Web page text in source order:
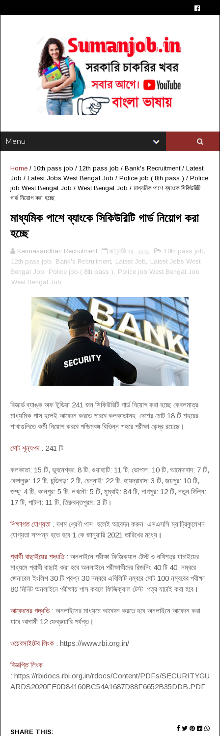
Home / 10th pass job / 12th pass job / Bank's Recruitment/ Latest
Job / Latest Jobs West Bengal Job / Police job ( 8th pass ) / Police
job West Bengal Job / West Bengal Job / মাধ্যমিক পাশে ব্যাংকে সিকিউরিটি
গার্ড নিয়োগ করা হচ্ছে
মাধ্যমিক পাশে ব্যাংকে সিকিউরিটি গার্ড নিয়োগ করা
হচ্ছে
Karmasandhan Recruitment জানুয়ারী ২৫, ২০২১ 10th pass job
12th pass job
Bank's Recruitment Latest Job
Latest Jobs West
Bengal Job
Police job ( 8th pass ) Police job West Bengal Job
West Bengal Job
রিজার্ভ ব্যাঙ্ক অফ ইন্ডিয়া 241 জন সিকিউরিটি গার্ড নিয়োগ করা হচ্ছে কেবলমাত্র
মাধ্যমিক পাস হলেই আবেদন করতে পারবে কলকাতাসহ দেশের মোট 18 টি শহরের
শাখাগুলিতে কর্মী নিয়োগ করবে পশ্চিমবঙ্গ বিভিন্ন শহরে পরীক্ষা কেন্দ্র রয়েছে ।
মোট শূন্যপদ: 241 টি
কলকাতা: 15 টি, ভুবনেশ্বর: 8 টি, গুয়াহাটি: 11 টি, ভোপাল: 10 টি, আমেদাবাদ: 7 টি,
বেঙ্গালুরু: 12 টি, চন্ডিগড়: 2 টি, চেন্নাই: 22 টি, হায়দ্রাবাদ: 3 টি, জয়পুর: 10 টি,
জম্মু: 4 টি, কানপুর: 5 টি, লখনৌ: 5 টি, মুম্বাই: 84 টি, নাগপুর: 12 টি, নতুন দিল্লি:
17 টি, পাটনা: 11 টি, তিরুবন্তপুরম: 3 টি।
শিক্ষাগত যোগ্যতা : দশম শ্রেণী পাস হলেই আবেদন করুন এসএসসি ম্যাট্রিকুলেশন
যোগ্যতা সম্পন্ন হতে হবে 1 কে জানুয়ারি 2021 তারিখের মধ্যে ।
প্রার্থী বাছাইয়ের পদ্ধতি: অনলাইনে পরীক্ষা ফিজিক্যাল টেস্ট ও নথিপত্র যাচাইয়ের
মাধ্যমে প্রার্থী বাছাই করা হবে অনলাইনে পরীক্ষার্থীদের রিজনিং 40 টি 40 নম্বরে
জেনারেল ইংলিশ 30 টি প্রশ্ন 30 নম্বরে এবিলিটি নম্বরে মোট 100 নম্বরের পরীক্ষা
80 মিনিট অনলাইনে পরীক্ষায় পাস করলে ফিজিক্যাল টেস্ট পত্র যাচাই করা হবে ।
আবেদনের পদ্ধতি: অনলাইনের মাধ্যমে আবেদন করতে হবে অনলাইনে আবেদন করা
যাবে আগামী 12 ফেব্রুয়ারি পর্যন্ত ।
ওয়েবসাইটের লিংক : https://www.rbi.org.in/
বিজ্ঞপ্তি লিংক
: https://rbidocs.rbi.org.in/rdocs/Content/PDFs/SECURITYGU
ARDS2020FE0D84160BC54A1687D88F6652B35DDB.PDF
SHARE THIS: